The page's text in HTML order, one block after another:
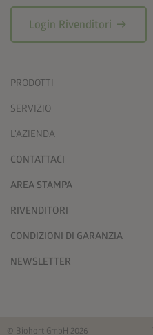
Login Rivenditori arrow_right_alt
PRODOTTI
SERVIZIO
L'AZIENDA
CONTATTACI
AREA STAMPA
RIVENDITORI
CONDIZIONI DI GARANZIA
NEWSLETTER
© Biohort GmbH 2026